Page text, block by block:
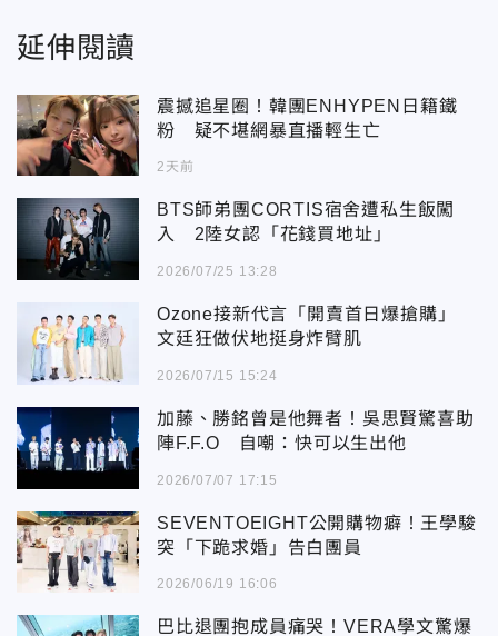
延伸閱讀
震撼追星圈！韓團ENHYPEN日籍鐵
粉 疑不堪網暴直播輕生亡
2天前
BTS師弟團CORTIS宿舍遭私生飯闖
入 2陸女認「花錢買地址」
2026/07/25 13:28
Ozone接新代言「開賣首日爆搶購」
文廷狂做伏地挺身炸臂肌
2026/07/15 15:24
加藤、勝銘曾是他舞者！吳思賢驚喜助
陣F.F.O 自嘲：快可以生出他
2026/07/07 17:15
SEVENTOEIGHT公開購物癖！王學駿
突「下跪求婚」告白團員
2026/06/19 16:06
巴比退團抱成員痛哭！VERA學文驚爆